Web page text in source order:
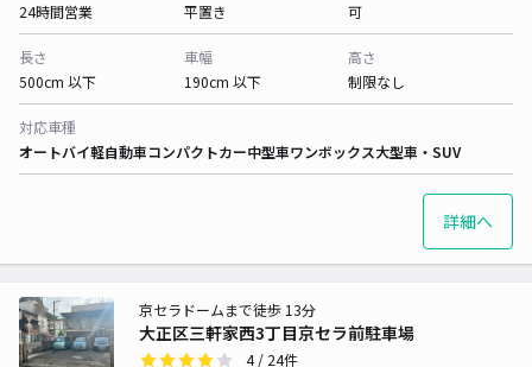
24時間営業
平置き
可
長さ
500cm 以下
車幅
190cm 以下
高さ
制限なし
対応車種
オートバイ軽自動車コンパクトカー中型車ワンボックス大型車・SUV
詳細へ
大正区三軒家西3丁目京セラ前駐車場
京セラドームまで徒歩 13分
4/ 24件